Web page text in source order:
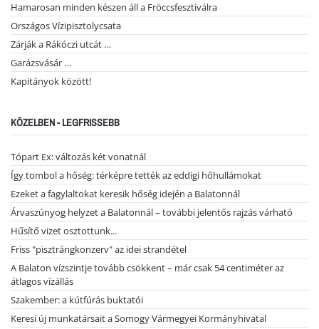
Hamarosan minden készen áll a Fröccsfesztiválra
Országos Vízipisztolycsata
Zárják a Rákóczi utcát …
Garázsvásár …
Kapitányok között!
KÖZELBEN - LEGFRISSEBB
Tópart Ex: változás két vonatnál
Így tombol a hőség: térképre tették az eddigi hőhullámokat
Ezeket a fagylaltokat keresik hőség idején a Balatonnál
Árvaszúnyog helyzet a Balatonnál – további jelentős rajzás várható
Hűsítő vizet osztottunk...
Friss "pisztrángkonzerv" az idei strandétel
A Balaton vízszintje tovább csökkent – már csak 54 centiméter az
átlagos vízállás
Szakember: a kútfúrás buktatói
Keresi új munkatársait a Somogy Vármegyei Kormányhivatal